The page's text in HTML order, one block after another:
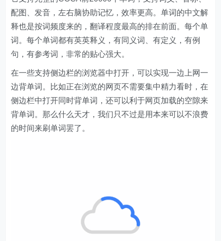
词。每个单词都有英英释义，有同义词、有定义，有例
句，有参考词，非常的贴心强大。
在一些支持侧边栏的浏览器中打开，可以实现一边上网一
边背单词。比如正在浏览的网页不需要集中精力看时，在
侧边栏中打开同时背单词，还可以利于网页加载的空隙来
背单词。那么什么天才，我们只不过是用本来可以不浪费
的时间来刷单词罢了。